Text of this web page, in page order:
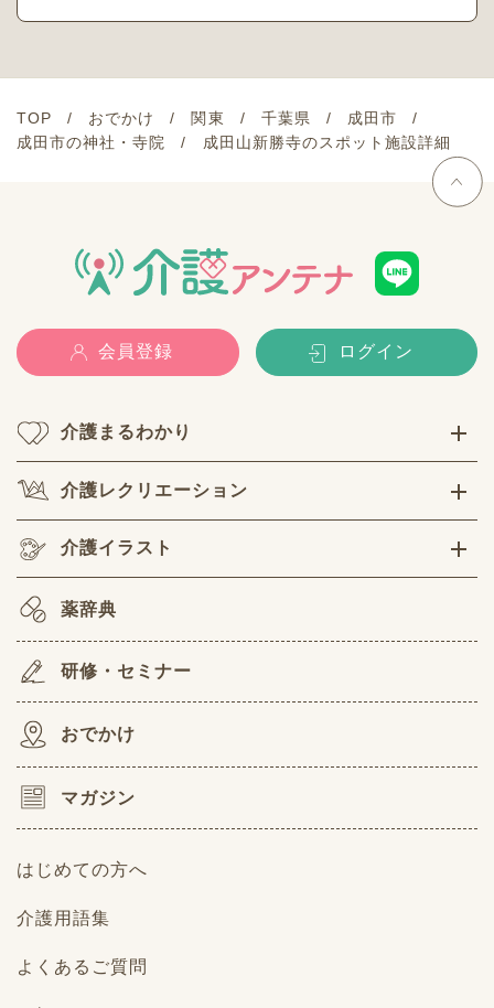
TOP おでかけ 関東 千葉県
成田市
成田市の神社・寺院
成田山新勝寺のスポット施設詳細
会員登録 ログイン
介護まるわかり
介護レクリエーション
介護イラスト
薬辞典
研修・セミナー
おでかけ
マガジン
はじめての方へ
介護用語集
よくあるご質問